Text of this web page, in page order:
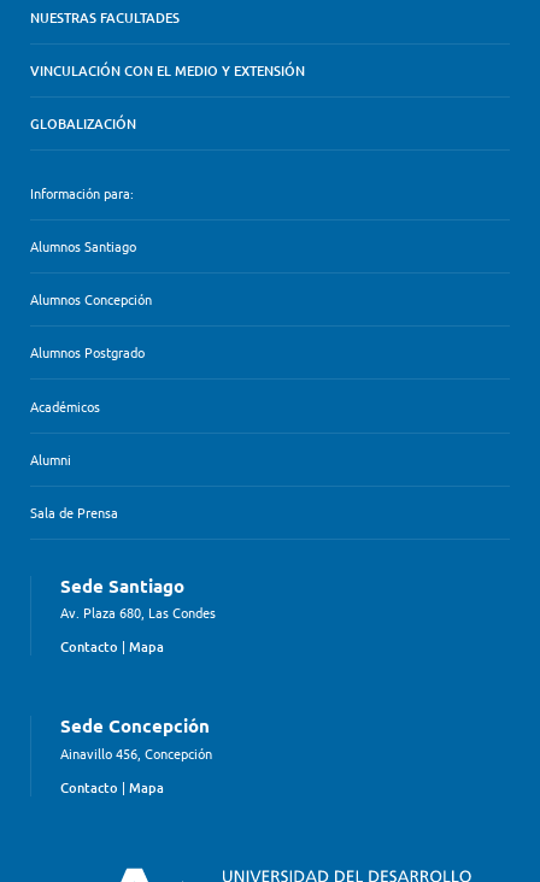
NUESTRAS FACULTADES
VINCULACIÓN CON EL MEDIO Y EXTENSIÓN
GLOBALIZACIÓN
Información para:
Alumnos Santiago
Alumnos Concepción
Alumnos Postgrado
Académicos
Alumni
Sala de Prensa
Sede Santiago
Av. Plaza 680, Las Condes
Contacto | Mapa
Sede Concepción
Ainavillo 456, Concepción
Contacto | Mapa